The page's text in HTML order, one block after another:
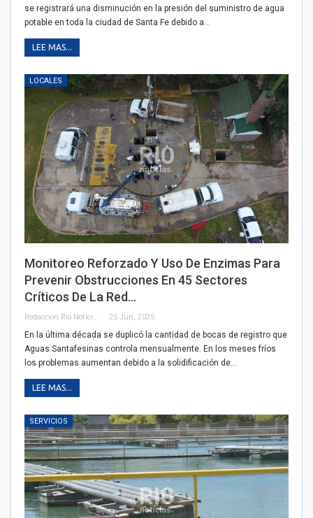
se registrará una disminución en la presión del suministro de agua
potable en toda la ciudad de Santa Fe debido a…
LEE MAS...
LOCALES
Monitoreo Reforzado Y Uso De Enzimas Para
Prevenir Obstrucciones En 45 Sectores
Críticos De La Red…
Redaccion Rio Noticias 25 Jun, 2025
En la última década se duplicó la cantidad de bocas de registro que
Aguas Santafesinas controla mensualmente. En los meses fríos
los problemas aumentan debido a la solidificación de…
LEE MAS...
SERVICIOS